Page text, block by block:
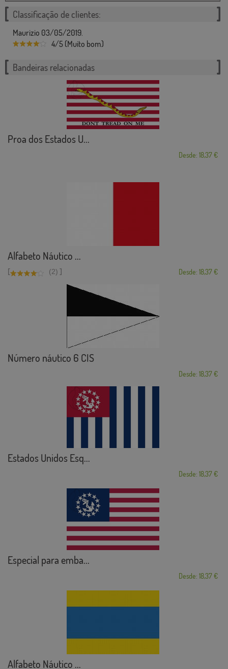
Classificação de clientes:
Maurizio 03/05/2019.
4/5 (Muito bom)
Bandeiras relacionadas
Proa dos Estados U...
Desde: 18,37 €
Alfabeto Náutico ...
[ (2) ] Desde: 18,37 €
Número náutico 6 CIS
Desde: 18,37 €
Estados Unidos Esq...
Desde: 18,37 €
Especial para emba...
Desde: 18,37 €
Alfabeto Náutico ...